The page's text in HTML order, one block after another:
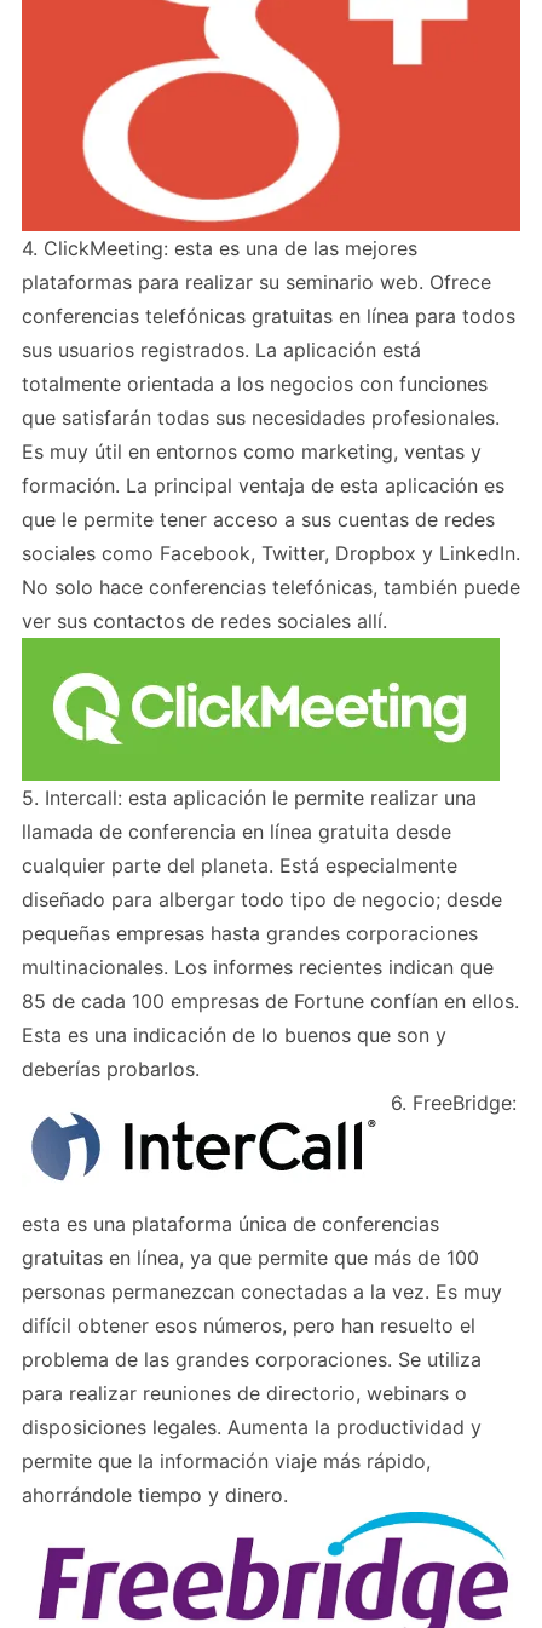
4. ClickMeeting: esta es una de las mejores
plataformas para realizar su seminario web. Ofrece
conferencias telefónicas gratuitas en línea para todos
sus usuarios registrados. La aplicación está
totalmente orientada a los negocios con funciones
que satisfarán todas sus necesidades profesionales.
Es muy útil en entornos como marketing, ventas y
formación. La principal ventaja de esta aplicación es
que le permite tener acceso a sus cuentas de redes
sociales como Facebook, Twitter, Dropbox y LinkedIn.
No solo hace conferencias telefónicas, también puede
ver sus contactos de redes sociales allí.
5. Intercall: esta aplicación le permite realizar una
llamada de conferencia en línea gratuita desde
cualquier parte del planeta. Está especialmente
diseñado para albergar todo tipo de negocio; desde
pequeñas empresas hasta grandes corporaciones
multinacionales. Los informes recientes indican que
85 de cada 100 empresas de Fortune confían en ellos.
Esta es una indicación de lo buenos que son y
deberías probarlos.
6. FreeBridge:
esta es una plataforma única de conferencias
gratuitas en línea, ya que permite que más de 100
personas permanezcan conectadas a la vez. Es muy
difícil obtener esos números, pero han resuelto el
problema de las grandes corporaciones. Se utiliza
para realizar reuniones de directorio, webinars o
disposiciones legales. Aumenta la productividad y
permite que la información viaje más rápido,
ahorrándole tiempo y dinero.